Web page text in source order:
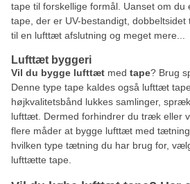
tape til forskellige formål. Uanset om
tape, der er UV-bestandigt,
til en lufttæt afslutning og meget mere...
Lufttæt byggeri
Vil du bygge lufttæt med tape? Brug
Denne type tape kaldes også lufttæt
højkvalitetsbånd lukkes samlinger,
lufttæt. Dermed forhindrer du træk eller
flere måder at bygge lufttæt med
hvilken type tætning du har brug for,
lufttætte tape.